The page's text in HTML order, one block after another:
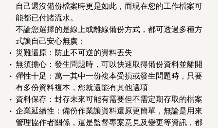
自己還沒備份檔案時更是如此，而現在您的工作檔案可
能都已付諸流水。
不論您選擇的是線上或離線備份方式，都可透過多種方
式讓自己安心無虞：
災難還原 ：防止不可逆的資料丟失
無須擔心 ：發生問題時，可以快速取得備份資料並離開
彈性十足 ：萬一其中一份複本受損或發生問題時，只要
有多份資料複本，您就還能有其他選項
資料保存 ：封存未來可能有需要但不需定期存取的檔案
企業延續性 ：備份作業讓資料還原更簡單，無論是用來
管理協作者關係，還是監督專案意見及變更等資訊，都